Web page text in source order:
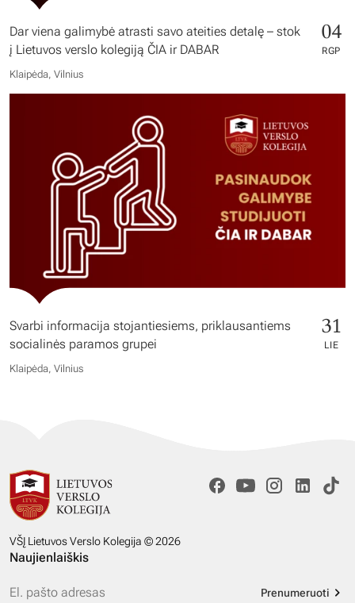
Dar viena galimybė atrasti savo ateities detalę – stok
į Lietuvos verslo kolegiją ČIA ir DABAR
04
RGP
Klaipėda, Vilnius
Svarbi informacija stojantiesiems, priklausantiems
socialinės paramos grupei
31
LIE
Klaipėda, Vilnius
VŠĮ Lietuvos Verslo Kolegija © 2026
Naujienlaiškis
Prenumeruoti